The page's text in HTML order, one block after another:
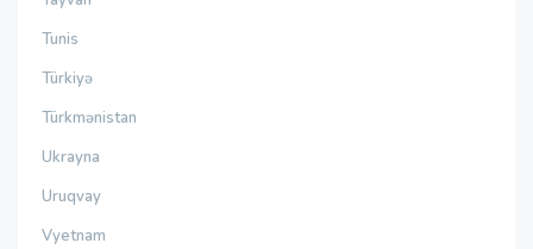
Tunis
Türkiyə
Türkmənistan
Ukrayna
Uruqvay
Vyetnam